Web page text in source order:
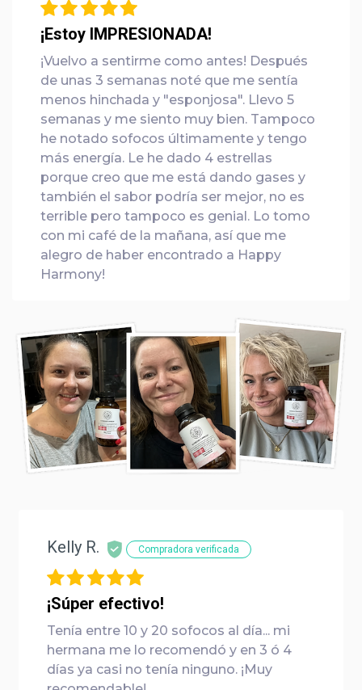
¡Estoy IMPRESIONADA!
¡Vuelvo a sentirme como antes! Después
de unas 3 semanas noté que me sentía
menos hinchada y "esponjosa". Llevo 5
semanas y me siento muy bien. Tampoco
he notado sofocos últimamente y tengo
más energía. Le he dado 4 estrellas
porque creo que me está dando gases y
también el sabor podría ser mejor, no es
terrible pero tampoco es genial. Lo tomo
con mi café de la mañana, así que me
alegro de haber encontrado a Happy
Harmony!
Kelly R. Compradora verificada
¡Súper efectivo!
Tenía entre 10 y 20 sofocos al día... mi
hermana me lo recomendó y en 3 ó 4
días ya casi no tenía ninguno. ¡Muy